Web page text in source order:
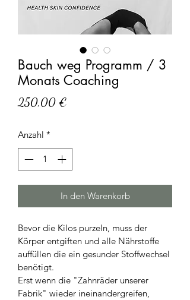
Bauch weg Programm / 3
Monats Coaching
250,00 €
Anzahl *
In den Warenkorb
Bevor die Kilos purzeln, muss der
Körper entgiften und alle Nährstoffe
auffüllen die ein gesunder Stoffwechsel
benötigt.
Erst wenn die "Zahnräder unserer
Fabrik" wieder ineinandergreifen,